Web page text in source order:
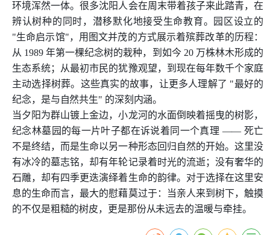
环境浑然一体。很多沈阳人会在周末带着孩子来此踏青，在
辨认树种的同时，潜移默化地接受生命教育。园区设立的
"生命启示馆"，用图文并茂的方式展示着殡葬改革的历程：
从 1989 年第一棵纪念树的栽种，到如今 20 万株林木形成的
生态系统；从最初市民的犹豫观望，到现在每年数千个家庭
主动选择树葬。这些真实的故事，让更多人理解了 "最好的
纪念，是与自然共生" 的深刻内涵。
当夕阳为群山镀上金边，小龙河的水面倒映着摇曳的树影，
纪念林墓园的每一片叶子都在诉说着同一个真理 —— 死亡
不是终结，而是生命以另一种形态回归自然的开始。这里没
有冰冷的墓志铭，却有年轮记录着时光的流逝；没有奢华的
石雕，却有四季更迭演绎着生命的韵律。对于选择在这里安
息的生命而言，最大的慰藉莫过于：当亲人来到树下，触摸
的不仅是粗糙的树皮，更是那份从未远去的温暖与牵挂。